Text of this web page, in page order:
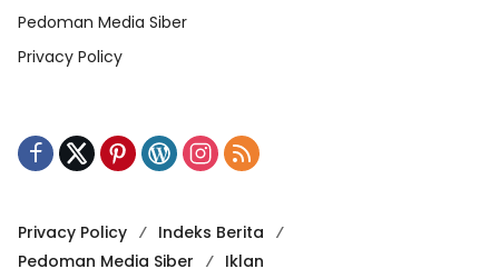
Pedoman Media Siber
Privacy Policy
Privacy Policy
Indeks Berita
Pedoman Media Siber
Iklan